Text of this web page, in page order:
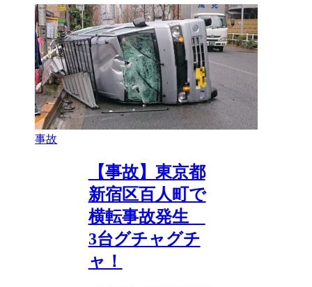
事故
【事故】東京都
新宿区百人町で
横転事故発生
3台グチャグチ
ャ！